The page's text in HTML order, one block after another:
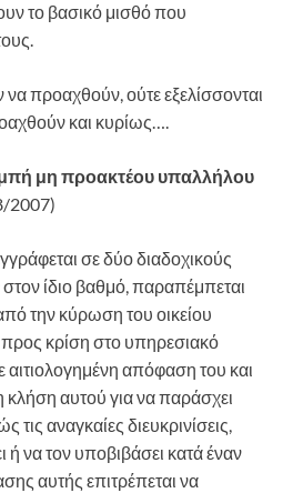
το βασικό μισθό που
προαχθούν, ούτε εξελίσσονται
και κυρίως….
μη προακτέου υπαλλήλου
2007)
σε δύο διαδοχικούς
ίδιο βαθμό, παραπέμπεται
την κύρωση του οικείου
κρίση στο υπηρεσιακό
αιτιολογημένη απόφαση του και
αυτού για να παράσχει
αναγκαίες διευκρινίσεις,
ή να τον υποβιβάσει κατά έναν
αυτής επιτρέπεται να